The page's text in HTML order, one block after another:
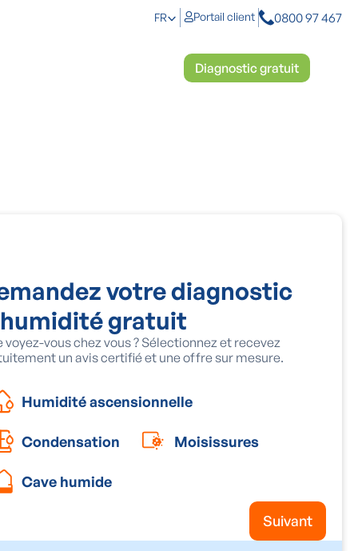
FR Portail client 0800 97 467
Diagnostic gratuit
votre diagnostic
gratuit
voyez-vous chez vous ? Sélectionnez et recevez
un avis certifié et une offre sur mesure.
Humidité ascensionnelle
Condensation Moisissures
Cave humide
Suivant